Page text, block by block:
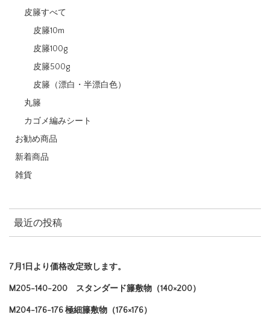
皮籐すべて
皮籐10m
皮籐100g
皮籐500g
皮籐（漂白・半漂白色）
丸籐
カゴメ編みシート
お勧め商品
新着商品
雑貨
最近の投稿
7月1日より価格改定致します。
M205-140-200 スタンダード籐敷物（140×200）
M204-176-176 極細籐敷物（176×176）